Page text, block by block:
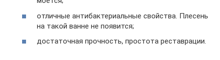
отличные антибактериальные свойства. Плесень
на такой ванне не появится;
достаточная прочность, простота реставрации.